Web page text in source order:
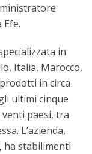
in
Italia, Marocco,
in circa
ultimi cinque
paesi, tra
L’azienda,
ha stabilimenti